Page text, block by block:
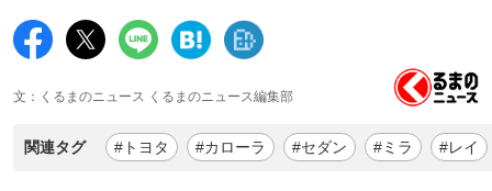
文：くるまのニュース くるまのニュース編集部
関連タグ #トヨタ #カローラ #セダン #ミラ #レイ